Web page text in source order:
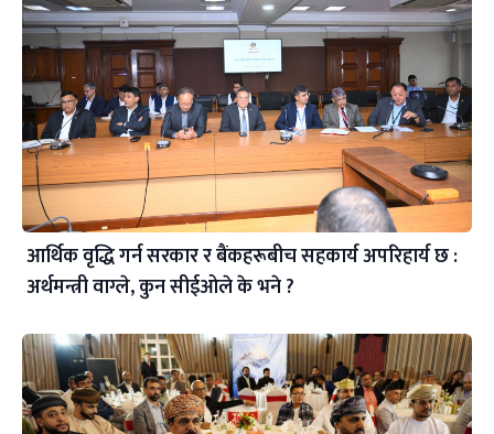
आर्थिक वृद्धि गर्न सरकार र बैंकहरूबीच सहकार्य अपरिहार्य छ :
अर्थमन्त्री वाग्ले, कुन सीईओले के भने ?